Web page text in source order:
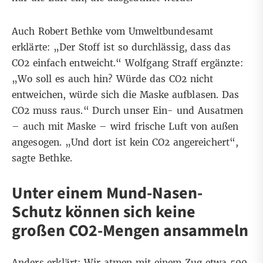
Auch Robert Bethke vom Umweltbundesamt
erklärte: „Der Stoff ist so durchlässig, dass das
CO2 einfach entweicht.“ Wolfgang Straff ergänzte:
„Wo soll es auch hin? Würde das CO2 nicht
entweichen, würde sich die Maske aufblasen. Das
CO2 muss raus.“ Durch unser Ein- und Ausatmen
– auch mit Maske – wird frische Luft von außen
angesogen. „Und dort ist kein CO2 angereichert“,
sagte Bethke.
Unter einem Mund-Nasen-
Schutz können sich keine
großen CO2-Mengen ansammeln